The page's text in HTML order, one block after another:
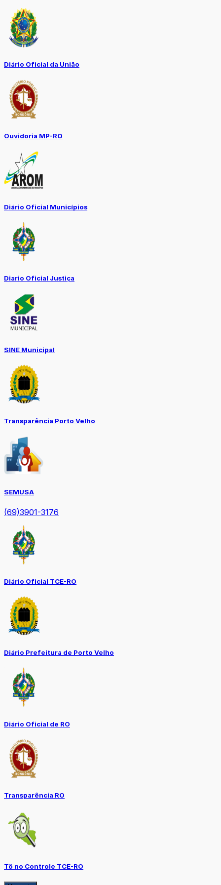
Diário Oficial da União
Ouvidoria MP-RO
Diário Oficial Municípios
Diario Oficial Justiça
SINE Municipal
Transparência Porto Velho
SEMUSA
(69)3901-3176
Diário Oficial TCE-RO
Diário Prefeitura de Porto Velho
Diário Oficial de RO
Transparência RO
Tô no Controle TCE-RO